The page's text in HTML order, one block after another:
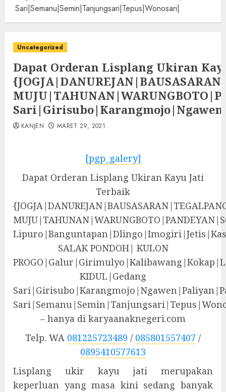
Sari|Semanu|Semin|Tanjungsari|Tepus|Wonosari|
Uncategorized
Dapat Orderan Lisplang Ukiran
KANJEN MARET 29, 2021
[pgp_galery]
Dapat Orderan Lisplang Ukiran Kayu Jati
Terbaik
SALAK PONDOH| KULON
KIDUL|Gedang
– hanya di karyaanaknegeri.com
Telp. WA 081225723489 / 085801557407 /
0895410577613
Lisplang ukir kayu jati merupakan
keperluan yang masa kini sedang banyak